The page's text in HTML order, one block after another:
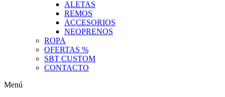
ALETAS
REMOS
ACCESORIOS
NEOPRENOS
ROPA
OFERTAS %
SBT CUSTOM
CONTACTO
Menú